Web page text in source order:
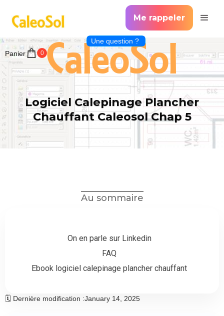
Me rappeler
Panier 0
Une question ?
CaleoSol
Logiciel Calepinage Plancher
Chauffant Caleosol Chap 5
Au sommaire
On en parle sur Linkedin
FAQ
Ebook logiciel calepinage plancher chauffant
🗓️ Dernière modification :January 14, 2025